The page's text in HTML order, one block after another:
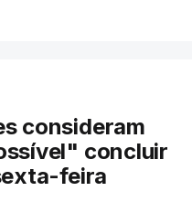
consideram
concluir
feira